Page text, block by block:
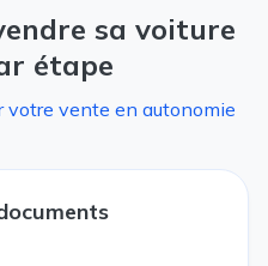
sa voiture
étape
votre vente en autonomie